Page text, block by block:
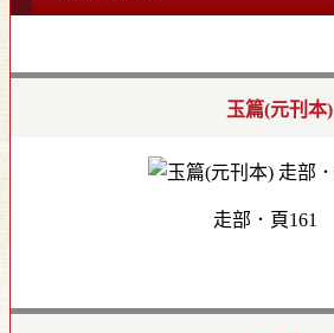
玉篇(元刊本)
走部．頁161